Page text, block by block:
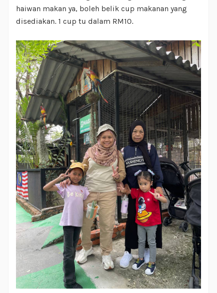
haiwan makan ya, boleh belik cup makanan yang
disediakan. 1 cup tu dalam RM10.